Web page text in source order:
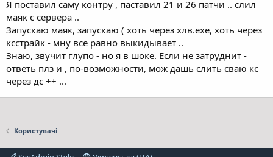
Я поставил саму контру , паставил 21 и 26 патчи .. слил
маяк с сервера ..
Запускаю маяк, запускаю ( хоть через хлв.ехе, хоть через
ксстрайк - мну все равно выкидывает ..
Знаю, звучит глупо - но я в шоке. Если не затруднит -
ответь плз и , по-возможности, мож дашь слить сваю кс
через дс ++ ...
Користувачі